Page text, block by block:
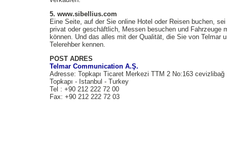
5. www.sibellius.com
Eine Seite, auf der Sie online Hotel oder Reisen buchen,
privat oder geschäftlich, Messen besuchen und Fahrzeuge
können. Und das alles mit der Qualität, die Sie von Telmar
Telerehber kennen.
POST ADRES
Telmar Communication A.Ş.
Adresse: Topkapı Ticaret Merkezi TTM 2 No:163 cevizlibağ
Topkapı - Istanbul - Turkey
Tel : +90 212 222 72 00
Fax: +90 212 222 72 03